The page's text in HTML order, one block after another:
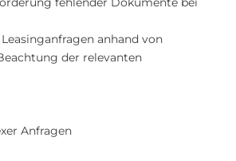
anhand von
der relevanten
Anfragen